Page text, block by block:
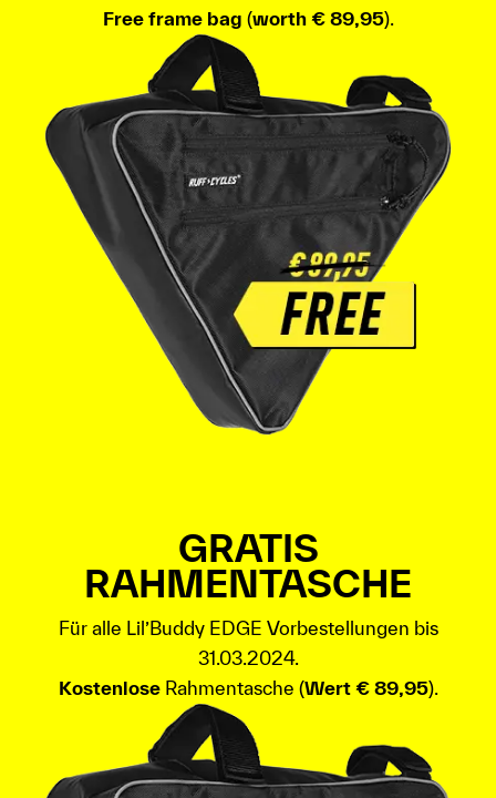
Free frame bag (worth € 89,95).
GRATIS
RAHMENTASCHE
Für alle Lil’Buddy EDGE Vorbestellungen bis
31.03.2024.
KostenloseRahmentasche (Wert € 89,95).